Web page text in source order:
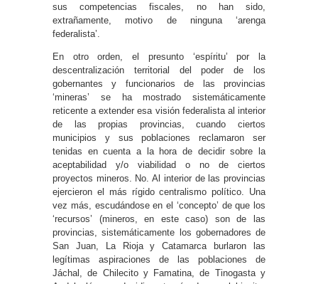
sus competencias fiscales, no han sido,
extrañamente, motivo de ninguna ‘arenga
federalista’.
En otro orden, el presunto ‘espíritu’ por la
descentralización territorial del poder de los
gobernantes y funcionarios de las provincias
‘mineras’ se ha mostrado sistemáticamente
reticente a extender esa visión federalista al interior
de las propias provincias, cuando ciertos
municipios y sus poblaciones reclamaron ser
tenidas en cuenta a la hora de decidir sobre la
aceptabilidad y/o viabilidad o no de ciertos
proyectos mineros. No. Al interior de las provincias
ejercieron el más rígido centralismo político. Una
vez más, escudándose en el ‘concepto’ de que los
‘recursos’ (mineros, en este caso) son de las
provincias, sistemáticamente los gobernadores de
San Juan, La Rioja y Catamarca burlaron las
legítimas aspiraciones de las poblaciones de
Jáchal, de Chilecito y Famatina, de Tinogasta y